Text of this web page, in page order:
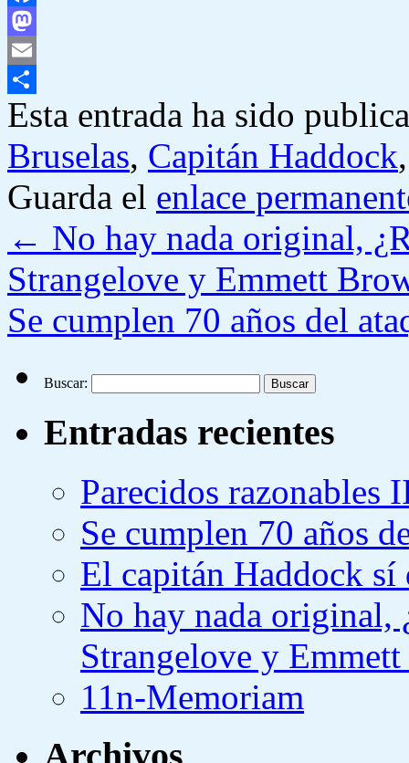
Facebook
Mastodon
Email
Compartir
Esta entrada ha sido
Bruselas, Capitán Haddock
Guarda el enlace
← No hay nada original,
Strangelove y Emmett
Se cumplen 70 años del
Buscar:
Entradas recientes
Parecidos razonables
Se cumplen 70 años
El capitán Haddock sí
No hay nada original,
Strangelove y
11n-Memoriam